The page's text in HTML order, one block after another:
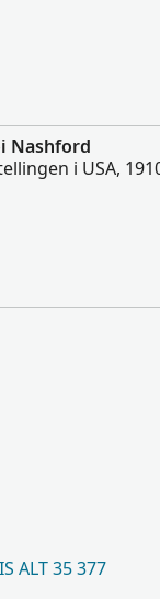
Nashford
i USA,
ALT 35 377